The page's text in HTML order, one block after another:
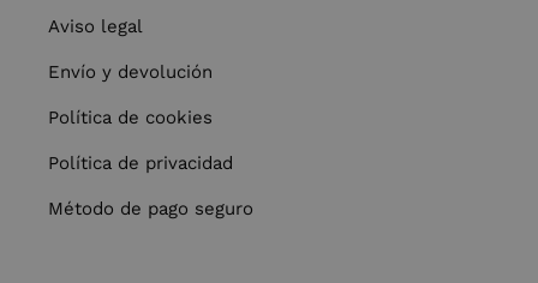
Aviso legal
Envío y devolución
Política de cookies
Política de privacidad
Método de pago seguro